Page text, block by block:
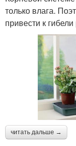
только влага.
привести к
читать дальше →